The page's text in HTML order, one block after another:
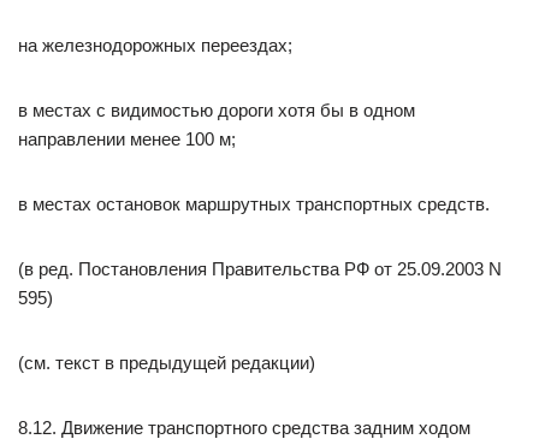
на железнодорожных переездах;
в местах с видимостью дороги хотя бы в одном
направлении менее 100 м;
в местах остановок маршрутных транспортных средств.
(в ред. Постановления Правительства РФ от 25.09.2003 N
595)
(см. текст в предыдущей редакции)
8.12. Движение транспортного средства задним ходом